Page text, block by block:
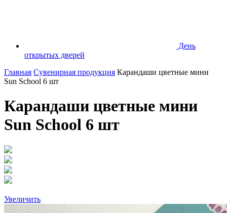
День
открытых дверей
Главная Сувенирная продукция Карандаши цветные мини
Sun School 6 шт
Карандаши цветные мини
Sun School 6 шт
Увеличить